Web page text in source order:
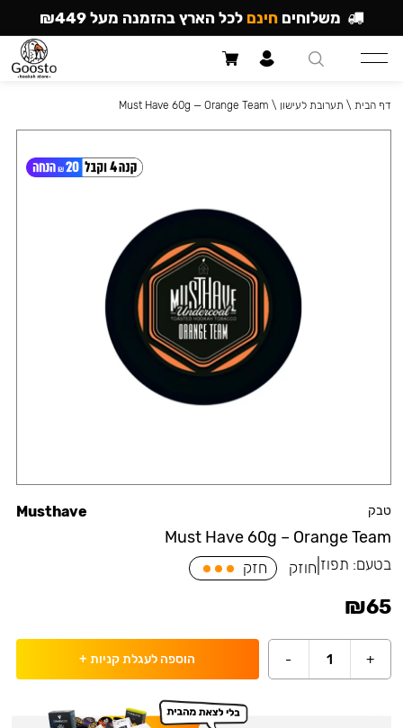
טבק
Must Have 60g – Orange Team
Musthave
בטעם: תפוז חוזק חזק
₪65
+
1
- הוספה לעגלת קניות +
דף הבית \ תערובת לעישון \
Must Have 60g — Orange Team
משלוחים חינם לכל הארץ בהזמנה מעל ₪449